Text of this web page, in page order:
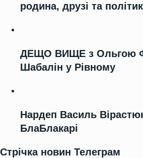
родина, друзі та
ДЕЩО ВИЩЕ з Ольгою
Шабалін у Рівному
Нардеп Василь
БлаБлакарі
Стрічка новин Телеграм